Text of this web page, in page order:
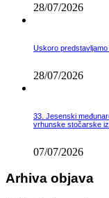
28/07/2026
Uskoro
28/07/2026
33. Jesenski
vrhunske stočarske
07/07/2026
Arhiva objava